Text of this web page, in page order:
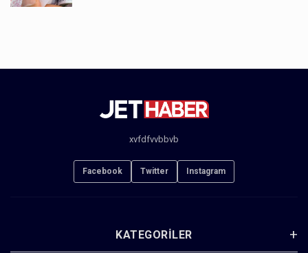
xvfdfvvbbvb
Facebook Twitter Instagram
KATEGORILER